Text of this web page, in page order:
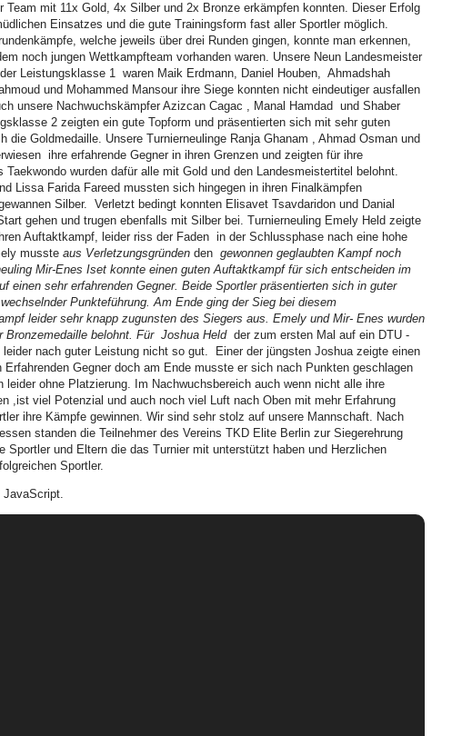
Team mit 11x Gold, 4x Silber und 2x Bronze erkämpfen konnten. Dieser Erfolg
Einsatzes und die gute Trainingsform fast aller Sportler möglich.
welche jeweils über drei Runden gingen, konnte man erkennen,
noch jungen Wettkampfteam vorhanden waren. Unsere Neun Landesmeister
Leistungsklasse 1 waren Maik Erdmann, Daniel Houben, Ahmadshah
und Mohammed Mansour ihre Siege konnten nicht eindeutiger ausfallen
unsere Nachwuchskämpfer Azizcan Cagac , Manal Hamdad und Shaber
2 zeigten ein gute Topform und präsentierten sich mit sehr guten
die Goldmedaille. Unsere Turnierneulinge Ranja Ghanam , Ahmad Osman und
ihre erfahrende Gegner in ihren Grenzen und zeigten für ihre
Taekwondo wurden dafür alle mit Gold und den Landesmeistertitel belohnt.
Lissa Farida Fareed mussten sich hingegen in ihren Finalkämpfen
Silber. Verletzt bedingt konnten Elisavet Tsavdaridon und Danial
gehen und trugen ebenfalls mit Silber bei. Turnierneuling Emely Held zeigte
Auftaktkampf, leider riss der Faden in der Schlussphase nach eine hohe
musste aus Verletzungsgründen den gewonnen geglaubten Kampf noch
Mir-Enes Iset konnte einen guten Auftaktkampf für sich entscheiden im
einen sehr erfahrenden Gegner. Beide Sportler präsentierten sich in guter
Punkteführung. Am Ende ging der Sieg bei diesem
leider sehr knapp zugunsten des Siegers aus. Emely und Mir- Enes wurden
Bronzemedaille belohnt. Für Joshua Held der zum ersten Mal auf ein DTU -
nach guter Leistung nicht so gut. Einer der jüngsten Joshua zeigte einen
Erfahrenden Gegner doch am Ende musste er sich nach Punkten geschlagen
leider ohne Platzierung. Im Nachwuchsbereich auch wenn nicht alle ihre
,ist viel Potenzial und auch noch viel Luft nach Oben mit mehr Erfahrung
ihre Kämpfe gewinnen. Wir sind sehr stolz auf unsere Mannschaft. Nach
standen die Teilnehmer des Vereins TKD Elite Berlin zur Siegerehrung
Sportler und Eltern die das Turnier mit unterstützt haben und Herzlichen
Sportler.
JavaScript.